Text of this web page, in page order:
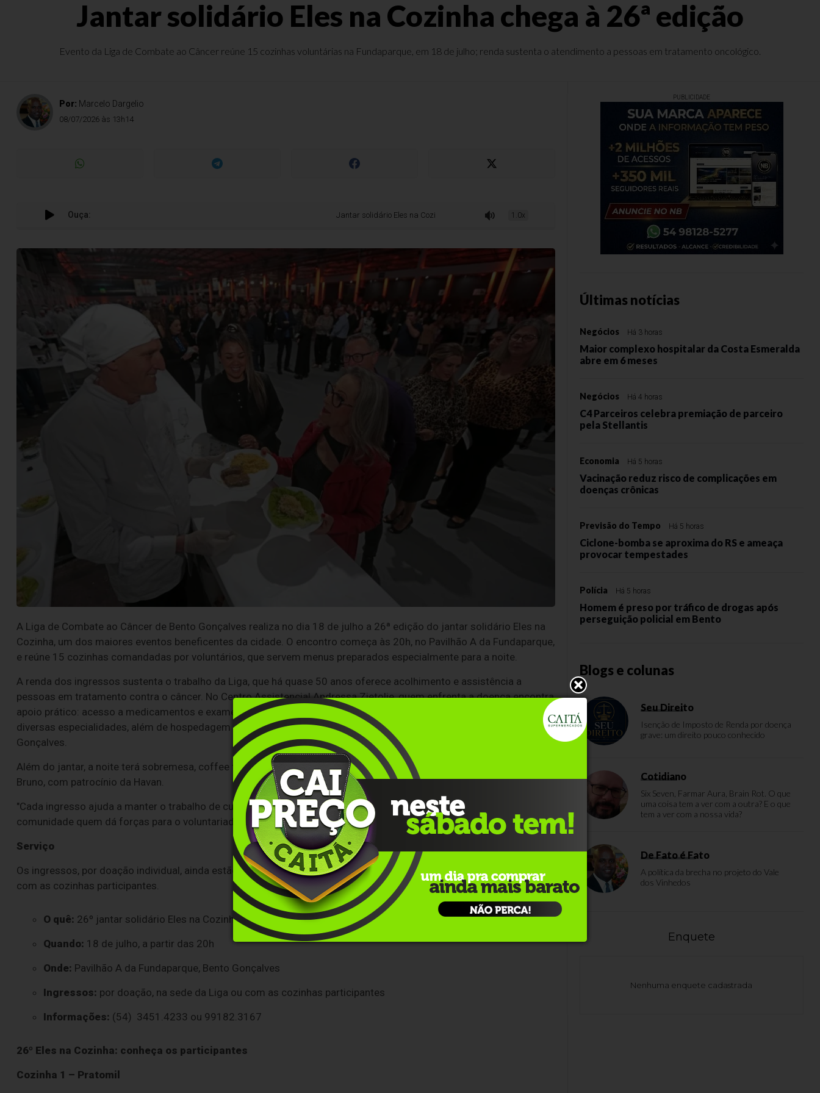
Jantar solidário Eles na Cozinha chega à 26ª edição
Evento da Liga de Combate ao Câncer reúne 15 cozinhas voluntárias na Fundaparque, em 18 de julho; renda sustenta o atendimento a pessoas em tratamento oncológico.
Por: Marcelo Dargelio
08/07/2026 às 13h14
Ouça: Jantar solidário Eles na Cozinha chega à 26ª edição 1.0x
A Liga de Combate ao Câncer de Bento Gonçalves realiza no dia 18 de julho a 26ª edição do jantar solidário Eles na
Cozinha, um dos maiores eventos beneficentes da cidade. O encontro começa às 20h, no Pavilhão A da Fundaparque,
e reúne 15 cozinhas comandadas por voluntários, que servem menus preparados especialmente para a noite.
A renda dos ingressos sustenta o trabalho da Liga, que há quase 50 anos oferece acolhimento e assistência a
pessoas em tratamento contra o câncer. No Centro Assistencial Andressa Zietolie, quem enfrenta a doença encontra
apoio prático: acesso a medicamentos e exames, atendimento psicológico, nutricional, fisioterapêutico e médico em
diversas especialidades, além de hospedagem gratuita para quem vem de outras cidades se tratar em Bento
Gonçalves.
Além do jantar, a noite terá sobremesa, coffee table, vinhos e espumantes, e apresentação do cantor italiano Luciano
Bruno, com patrocínio da Havan.
"Cada ingresso ajuda a manter o trabalho de cuidado e amor que a Liga de Combate ao Câncer oferece. É a
comunidade quem dá forças para o voluntariado", afirma a presidente da entidade, Maria Lúcia Severa.
Serviço
Os ingressos, por doação individual, ainda estão disponíveis na sede da Liga de Combate ao Câncer ou diretamente
com as cozinhas participantes.
O quê: 26º jantar solidário Eles na Cozinha
Quando: 18 de julho, a partir das 20h
Onde: Pavilhão A da Fundaparque, Bento Gonçalves
Ingressos: por doação, na sede da Liga ou com as cozinhas participantes
Informações: (54) 3451.4233 ou 99182.3167
26º Eles na Cozinha: conheça os participantes
Cozinha 1 – Pratomil
PUBLICIDADE
Últimas notícias
Negócios Há 3 horas
Maior complexo hospitalar da Costa Esmeralda
abre em 6 meses
Negócios Há 4 horas
C4 Parceiros celebra premiação de parceiro
pela Stellantis
Economia Há 5 horas
Vacinação reduz risco de complicações em
doenças crônicas
Previsão do Tempo Há 5 horas
Ciclone-bomba se aproxima do RS e ameaça
provocar tempestades
Polícia Há 5 horas
Homem é preso por tráfico de drogas após
perseguição policial em Bento
Blogs e colunas
Seu Direito
Isenção de Imposto de Renda por doença
grave: um direito pouco conhecido
Cotidiano
Six Seven, Farmar Aura, Brain Rot. O que
uma coisa tem a ver com a outra? E o que
tem a ver com a nossa vida?
De Fato é Fato
A política da brecha no projeto do Vale
dos Vinhedos
Enquete
Nenhuma enquete cadastrada